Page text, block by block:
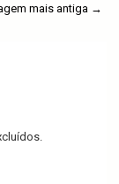
mais antiga →